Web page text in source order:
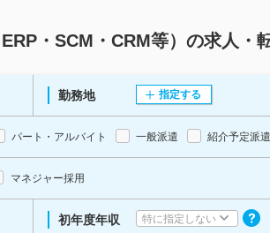
・SCM・CRM等）の求人・
勤務地 指定する
パート・アルバイト 一般派遣 紹介予定派遣
マネジャー採用
初年度年収 特に指定しない